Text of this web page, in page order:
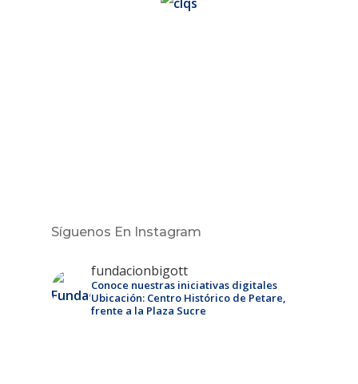
Síguenos En Instagram
fundacionbigott
Conoce nuestras iniciativas digitales
Ubicación: Centro Histórico de Petare,
frente a la Plaza Sucre